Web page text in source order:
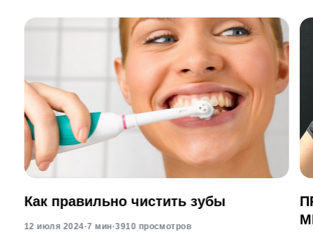
Как правильно чистить зубы
12 июля 2024·7 мин·3910 просмотров